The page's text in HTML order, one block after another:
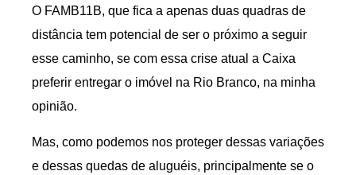
O FAMB11B, que fica a apenas duas quadras de
distância tem potencial de ser o próximo a seguir
esse caminho, se com essa crise atual a Caixa
preferir entregar o imóvel na Rio Branco, na minha
opinião.
Mas, como podemos nos proteger dessas variações
e dessas quedas de aluguéis, principalmente se o